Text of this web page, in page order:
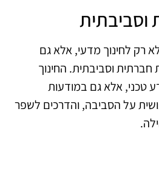
וסביבתית
לא רק לחינוך מדעי, אלא גם
חברתית וסביבתית. החינוך
טכני, אלא גם במודעות
על הסביבה, והדרכים לשפר